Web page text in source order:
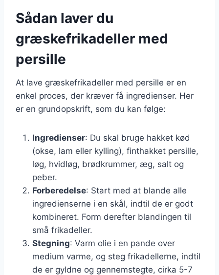
Sådan laver du
græskefrikadeller med
persille
At lave græskefrikadeller med persille er en
enkel proces, der kræver få ingredienser. Her
er en grundopskrift, som du kan følge:
Ingredienser: Du skal bruge hakket kød
(okse, lam eller kylling), finthakket persille,
løg, hvidløg, brødkrummer, æg, salt og
peber.
Forberedelse: Start med at blande alle
ingredienserne i en skål, indtil de er godt
kombineret. Form derefter blandingen til
små frikadeller.
Stegning: Varm olie i en pande over
medium varme, og steg frikadellerne, indtil
de er gyldne og gennemstegte, cirka 5-7